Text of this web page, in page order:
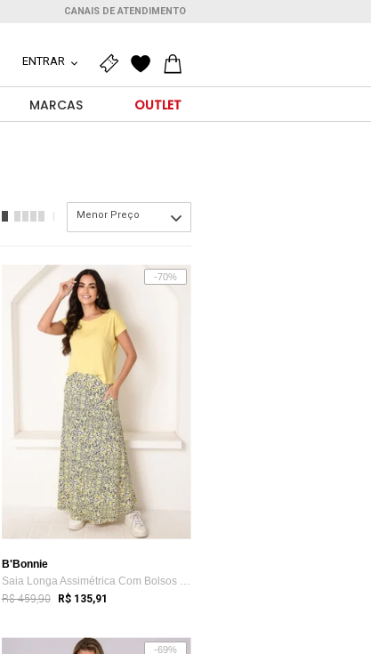
CANAIS DE ATENDIMENTO
ENTRAR
MARCAS OUTLET
Menor Preço
-70%
B'Bonnie
Saia Longa Assimétrica Com Bolsos B’Bonn...
R$ 459,90 R$ 135,91
-69%